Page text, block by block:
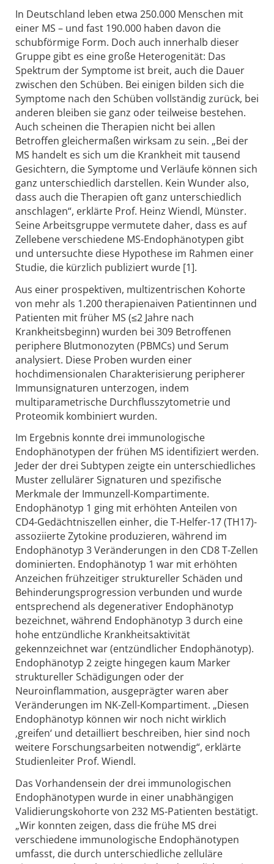
In Deutschland leben etwa 250.000 Menschen mit
einer MS – und fast 190.000 haben davon die
schubförmige Form. Doch auch innerhalb dieser
Gruppe gibt es eine große Heterogenität: Das
Spektrum der Symptome ist breit, auch die Dauer
zwischen den Schüben. Bei einigen bilden sich die
Symptome nach den Schüben vollständig zurück, bei
anderen bleiben sie ganz oder teilweise bestehen.
Auch scheinen die Therapien nicht bei allen
Betroffen gleichermaßen wirksam zu sein. „Bei der
MS handelt es sich um die Krankheit mit tausend
Gesichtern, die Symptome und Verläufe können sich
ganz unterschiedlich darstellen. Kein Wunder also,
dass auch die Therapien oft ganz unterschiedlich
anschlagen“, erklärte Prof. Heinz Wiendl, Münster.
Seine Arbeitsgruppe vermutete daher, dass es auf
Zellebene verschiedene MS-Endophänotypen gibt
und untersuchte diese Hypothese im Rahmen einer
Studie, die kürzlich publiziert wurde [1].
Aus einer prospektiven, multizentrischen Kohorte
von mehr als 1.200 therapienaiven Patientinnen und
Patienten mit früher MS (≤2 Jahre nach
Krankheitsbeginn) wurden bei 309 Betroffenen
periphere Blutmonozyten (PBMCs) und Serum
analysiert. Diese Proben wurden einer
hochdimensionalen Charakterisierung peripherer
Immunsignaturen unterzogen, indem
multiparametrische Durchflusszytometrie und
Proteomik kombiniert wurden.
Im Ergebnis konnte drei immunologische
Endophänotypen der frühen MS identifiziert werden.
Jeder der drei Subtypen zeigte ein unterschiedliches
Muster zellulärer Signaturen und spezifische
Merkmale der Immunzell-Kompartimente.
Endophänotyp 1 ging mit erhöhten Anteilen von
CD4-Gedächtniszellen einher, die T-Helfer-17 (TH17)-
assoziierte Zytokine produzieren, während im
Endophänotyp 3 Veränderungen in den CD8 T-Zellen
dominierten. Endophänotyp 1 war mit erhöhten
Anzeichen frühzeitiger struktureller Schäden und
Behinderungsprogression verbunden und wurde
entsprechend als degenerativer Endophänotyp
bezeichnet, während Endophänotyp 3 durch eine
hohe entzündliche Krankheitsaktivität
gekennzeichnet war (entzündlicher Endophänotyp).
Endophänotyp 2 zeigte hingegen kaum Marker
struktureller Schädigungen oder der
Neuroinflammation, ausgeprägter waren aber
Veränderungen im NK-Zell-Kompartiment. „Diesen
Endophänotyp können wir noch nicht wirklich
‚greifen‘ und detailliert beschreiben, hier sind noch
weitere Forschungsarbeiten notwendig“, erklärte
Studienleiter Prof. Wiendl.
Das Vorhandensein der drei immunologischen
Endophänotypen wurde in einer unabhängigen
Validierungskohorte von 232 MS-Patienten bestätigt.
„Wir konnten zeigen, dass die frühe MS drei
verschiedene immunologische Endophänotypen
umfasst, die durch unterschiedliche zelluläre